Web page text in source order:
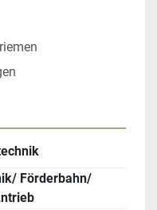
Förderbahn/